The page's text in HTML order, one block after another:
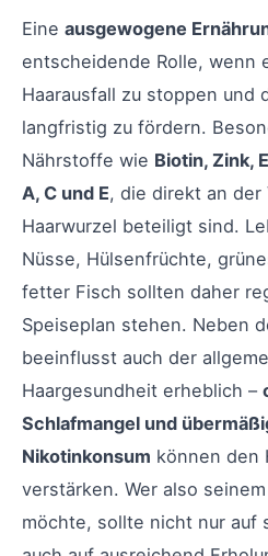
Eine ausgewogene
entscheidende Rolle, wenn
Haarausfall zu stoppen und
langfristig zu fördern.
Nährstoffe wie Biotin, Zink,
A, C und E, die direkt an der
Haarwurzel beteiligt sind.
Nüsse, Hülsenfrüchte,
fetter Fisch sollten daher
Speiseplan stehen. Neben
beeinflusst auch der
Haargesundheit erheblich –
Schlafmangel und
Nikotinkonsum können den
verstärken. Wer also
möchte, sollte nicht nur auf